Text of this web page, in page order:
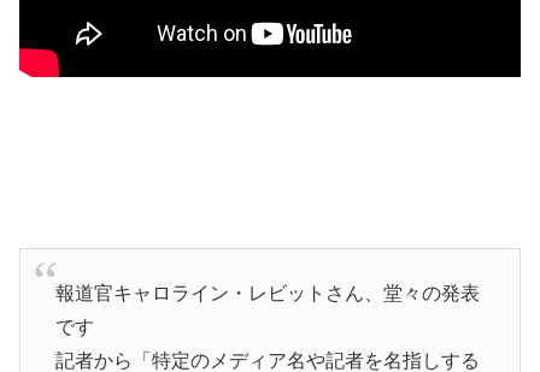
報道官キャロライン・レビットさん、堂々の発表
です
記者から「特定のメディア名や記者を名指しする